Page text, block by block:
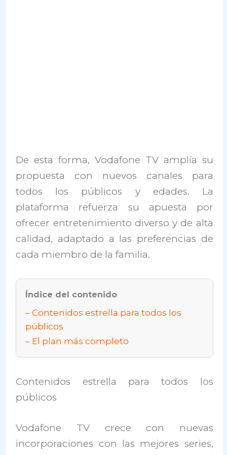
De esta forma, Vodafone TV amplía su
propuesta con nuevos canales para
todos los públicos y edades. La
plataforma refuerza su apuesta por
ofrecer entretenimiento diverso y de alta
calidad, adaptado a las preferencias de
cada miembro de la familia.
Índice del contenido
Contenidos estrella para todos los
públicos
El plan más completo
Contenidos estrella para todos los
públicos
Vodafone TV crece con nuevas
incorporaciones con las mejores series,